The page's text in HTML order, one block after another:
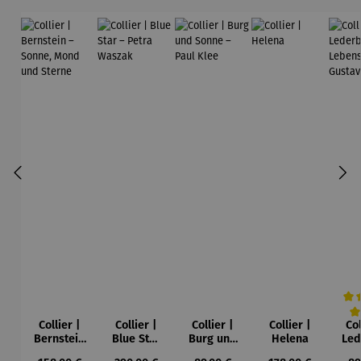
Collier |
Bernstein
Collier |
Blue Star
Collier |
Burg und
Collier |
Helena